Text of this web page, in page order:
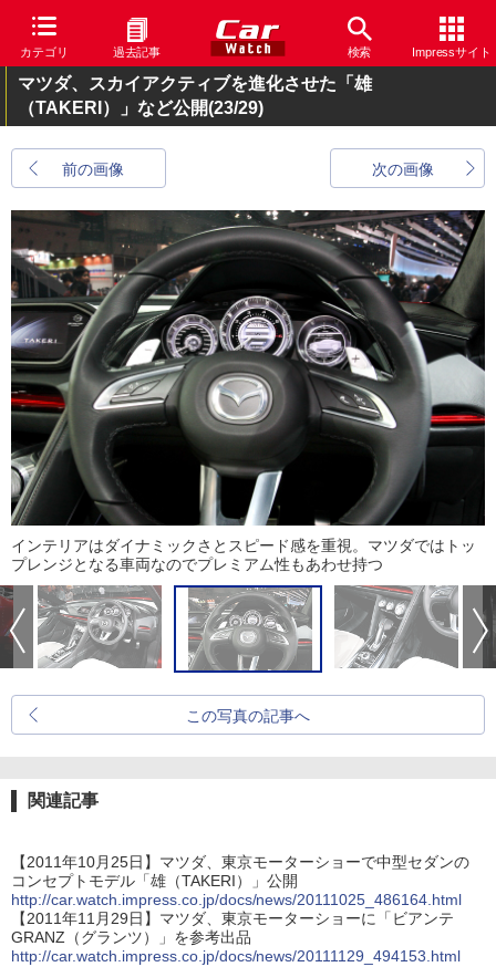
カテゴリ 過去記事 検索 Impressサイト
マツダ、スカイアクティブを進化させた「雄
（TAKERI）」など公開(23/29)
前の画像 次の画像
インテリアはダイナミックさとスピード感を重視。マツダではトッ
プレンジとなる車両なのでプレミアム性もあわせ持つ
この写真の記事へ
関連記事
【2011年10月25日】マツダ、東京モーターショーで中型セダンの
コンセプトモデル「雄（TAKERI）」公開
http://car.watch.impress.co.jp/docs/news/20111025_486164.html
【2011年11月29日】マツダ、東京モーターショーに「ビアンテ
GRANZ（グランツ）」を参考出品
http://car.watch.impress.co.jp/docs/news/20111129_494153.html